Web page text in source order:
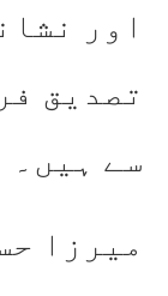
اور
تصدیق
سے ہیں۔
میرزا